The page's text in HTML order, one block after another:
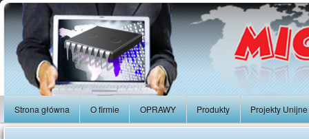
Strona główna O firmie OPRAWY Produkty Projekty Unijne